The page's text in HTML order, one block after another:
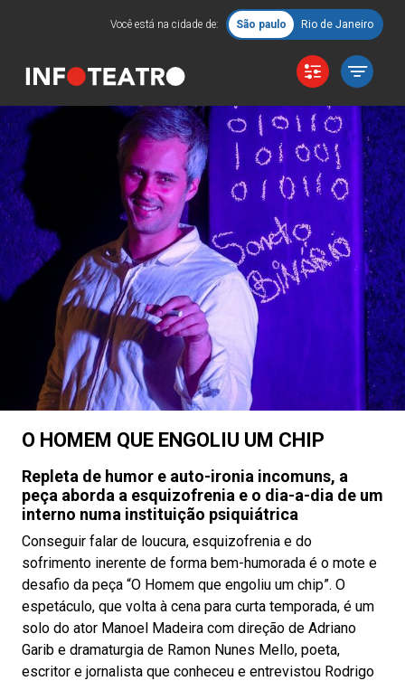
Você está na cidade de: São paulo Rio de Janeiro
O HOMEM QUE ENGOLIU UM CHIP
Repleta de humor e auto-ironia incomuns, a
peça aborda a esquizofrenia e o dia-a-dia de um
interno numa instituição psiquiátrica
Conseguir falar de loucura, esquizofrenia e do
sofrimento inerente de forma bem-humorada é o mote e
desafio da peça “O Homem que engoliu um chip”. O
espetáculo, que volta à cena para curta temporada, é um
solo do ator Manoel Madeira com direção de Adriano
Garib e dramaturgia de Ramon Nunes Mello, poeta,
escritor e jornalista que conheceu e entrevistou Rodrigo